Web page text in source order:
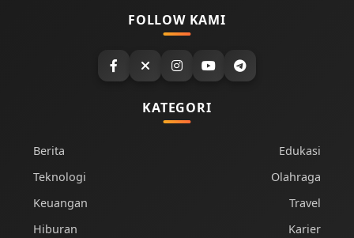
FOLLOW KAMI
KATEGORI
Berita
Teknologi
Keuangan
Hiburan
Edukasi
Olahraga
Travel
Karier